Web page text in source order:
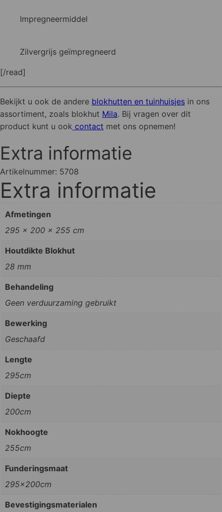
Impregneermiddel
Zilvergrijs geïmpregneerd
[/read]
Bekijkt u ook de andere blokhutten en tuinhuisjes in ons
assortiment, zoals blokhut Mila. Bij vragen over dit
product kunt u ook contact met ons opnemen!
Extra informatie
Artikelnummer: 5708
Extra informatie
Afmetingen
295 × 200 × 255 cm
Houtdikte Blokhut
28 mm
Behandeling
Geen verduurzaming gebruikt
Bewerking
Geschaafd
Lengte
295cm
Diepte
200cm
Nokhoogte
255cm
Funderingsmaat
295x200cm
Bevestigingsmaterialen